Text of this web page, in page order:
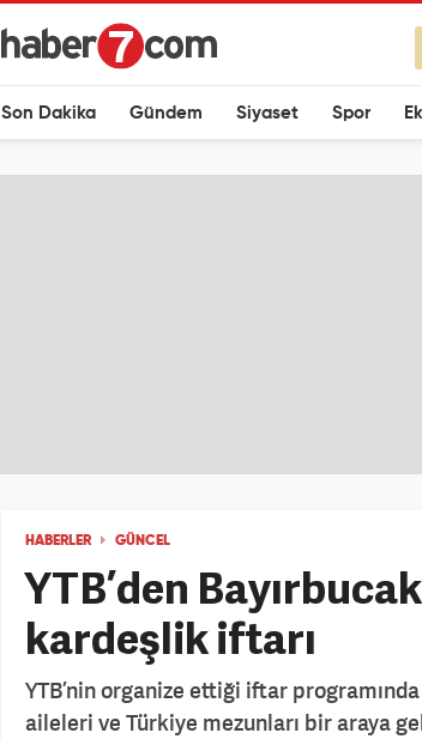
Son Dakika Gündem Siyaset Spor
HABERLER GÜNCEL
YTB’den
kardeşlik iftarı
YTB’nin organize ettiği iftar
aileleri ve Türkiye mezunları bir araya